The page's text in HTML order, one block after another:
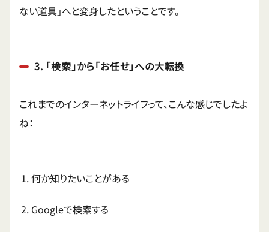
ない道具」へと変身したということです。
3. 「検索」から「お任せ」への大転換
これまでのインターネットライフって、こんな感じでしたよ
ね：
何か知りたいことがある
Googleで検索する